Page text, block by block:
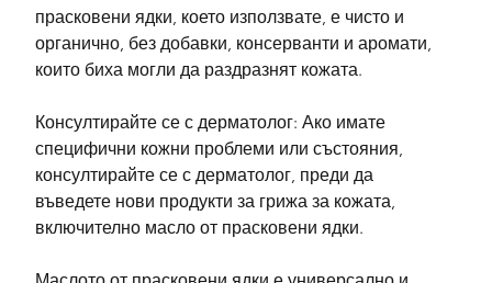
прасковени ядки, което използвате, е чисто и
органично, без добавки, консерванти и аромати,
които биха могли да раздразнят кожата.
Консултирайте се с дерматолог: Ако имате
специфични кожни проблеми или състояния,
консултирайте се с дерматолог, преди да
въведете нови продукти за грижа за кожата,
включително масло от прасковени ядки.